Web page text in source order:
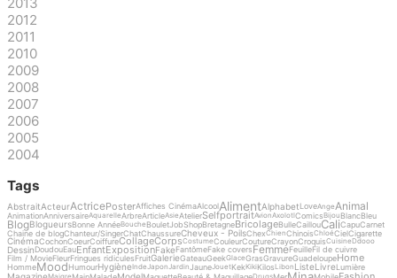
2013
2012
2011
2010
2009
2008
2007
2006
2005
2004
Tags
AbstraitActeurActricePosterAffiches CinémaAlcoolAlimentAlphabetLoveAngeAnimal
AnimationAnniversaireAquarelleArbreArticleAsieAtelierSelfportraitAvionAxolotlComicsBijou BlancBleu
BlogBlogueursBonne AnnéeBouche BouletJobShopBretagneBricolageBulleCaillouCaliCapuCarnet
Chaine de blogChanteur/SingerChatChaussureCheveux - PoilsChexChienChinoisChloéCielCigarette
CinémaCochonCoeurCoiffureCollageCorpsCostumeCouleurCoutureCrayonCroquisCuisineDdooo
DessinDoudouEauEnfantExpositionFakeFantômeFake coversFemmeFeuilleFil de cuivre
Film / MovieFleurFringues ridiculesFruitGalerieGateauGeekGlaceGrasGravureGuadeloupeHome
HommeMoodHumourHygièneIndeJaponJardinJauneJouetKekKikiKilosLibon ListeLivreLumière